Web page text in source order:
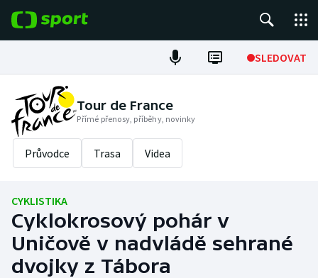
SLEDOVAT
Fotbal
Hokej
Tenis
Cyklistika
DALŠÍ SPORTY
Tour de France
Přímé přenosy, příběhy, novinky
Průvodce Trasa Videa
CYKLISTIKA
Cyklokrosový pohár v
Uničově v nadvládě sehrané
dvojky z Tábora